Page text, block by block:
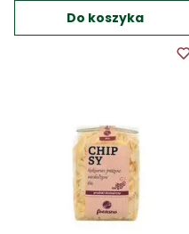
Do koszyka